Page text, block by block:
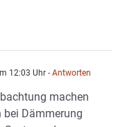
12:03 Uhr - Antworten
machen
bei Dämmerung